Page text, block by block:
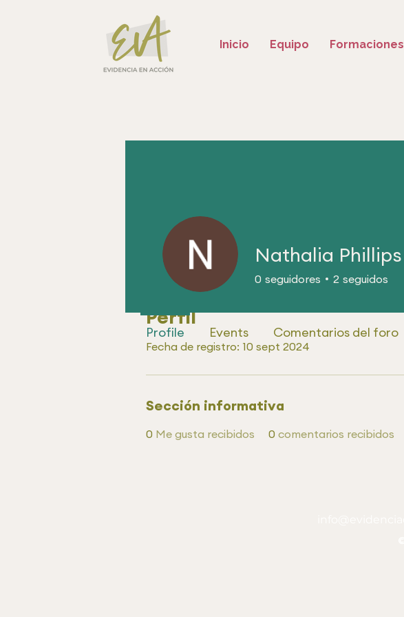
Inicio Equipo Formaciones
Perfil
Fecha de registro: 10 sept 2024
Sección informativa
0 Me gusta recibidos 0 comentarios recibidos
Nathalia Phillips
0 seguidores 2 seguidos
Profile Events Comentarios del foro